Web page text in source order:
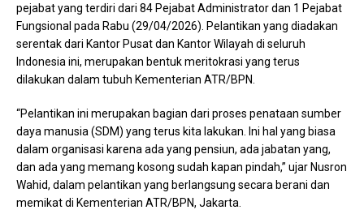
pejabat yang terdiri dari 84 Pejabat Administrator dan 1 Pejabat
Fungsional pada Rabu (29/04/2026). Pelantikan yang diadakan
serentak dari Kantor Pusat dan Kantor Wilayah di seluruh
Indonesia ini, merupakan bentuk meritokrasi yang terus
dilakukan dalam tubuh Kementerian ATR/BPN.
“Pelantikan ini merupakan bagian dari proses penataan sumber
daya manusia (SDM) yang terus kita lakukan. Ini hal yang biasa
dalam organisasi karena ada yang pensiun, ada jabatan yang,
dan ada yang memang kosong sudah kapan pindah,” ujar Nusron
Wahid, dalam pelantikan yang berlangsung secara berani dan
memikat di Kementerian ATR/BPN, Jakarta.